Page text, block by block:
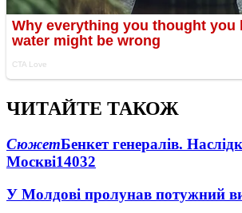
ЧИТАЙТЕ ТАКОЖ
СюжетБенкет генералів.
Москві14032
У Молдові пролунав потужний